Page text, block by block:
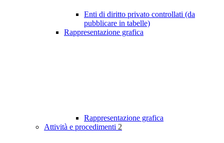
Enti di diritto privato controllati (da
pubblicare in tabelle)
Rappresentazione grafica
Rappresentazione grafica
Attività e procedimenti 2